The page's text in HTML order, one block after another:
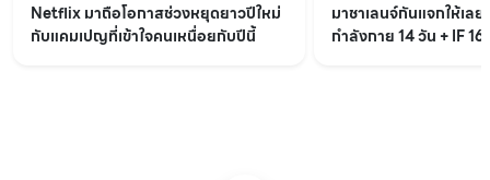
Netflix มาถือโอกาสช่วงหยุดยาวปีใหม่
กับแคมเปญที่เข้าใจคนเหนื่อยกับปีนี้
มาชาเลนจ์กันแจกให้เล
กำลังกาย 14 วัน + IF